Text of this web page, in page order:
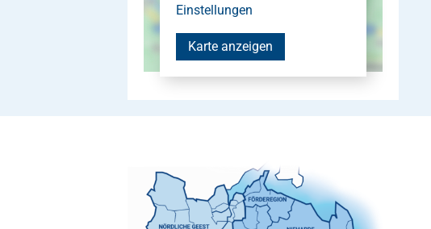
Einstellungen
Karte anzeigen